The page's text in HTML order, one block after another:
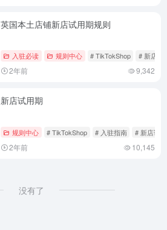
英国本土店铺新店试用期规则
入驻必读 规则中心 # TikTokShop # 新店考
2年前 9,342
新店试用期
规则中心 # TikTokShop # 入驻指南 # 新店试
2年前 10,145
没有了